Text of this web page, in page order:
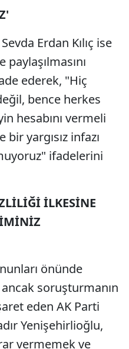
Erdan Kılıç ise
ederek, "Hiç
bence herkes
hesabını vermeli
yargısız infazı
ifadelerini
İLKESİNE
önünde
soruşturmanın
eden AK Parti
Yenişehirlioğlu,
vermemek ve